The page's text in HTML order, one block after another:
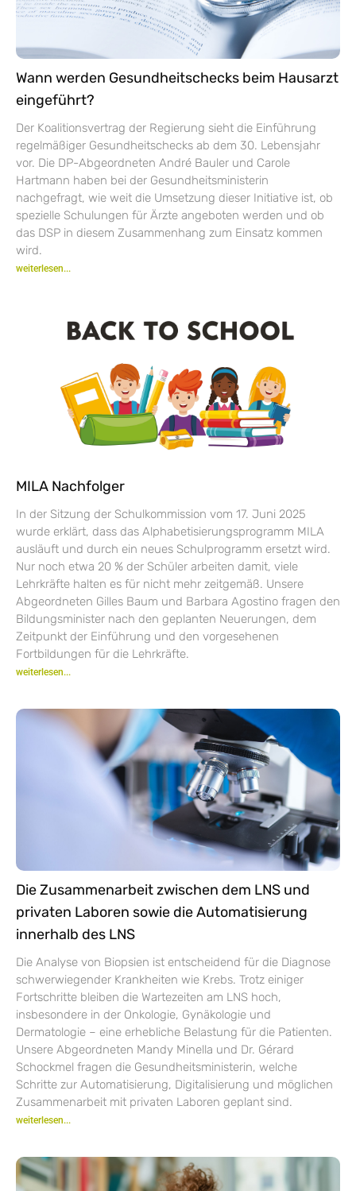
Wann werden Gesundheitschecks beim Hausarzt
eingeführt?
Der Koalitionsvertrag der Regierung sieht die Einführung
regelmäßiger Gesundheitschecks ab dem 30. Lebensjahr
vor. Die DP-Abgeordneten André Bauler und Carole
Hartmann haben bei der Gesundheitsministerin
nachgefragt, wie weit die Umsetzung dieser Initiative ist, ob
spezielle Schulungen für Ärzte angeboten werden und ob
das DSP in diesem Zusammenhang zum Einsatz kommen
wird.
weiterlesen...
MILA Nachfolger
In der Sitzung der Schulkommission vom 17. Juni 2025
wurde erklärt, dass das Alphabetisierungsprogramm MILA
ausläuft und durch ein neues Schulprogramm ersetzt wird.
Nur noch etwa 20 % der Schüler arbeiten damit, viele
Lehrkräfte halten es für nicht mehr zeitgemäß. Unsere
Abgeordneten Gilles Baum und Barbara Agostino fragen den
Bildungsminister nach den geplanten Neuerungen, dem
Zeitpunkt der Einführung und den vorgesehenen
Fortbildungen für die Lehrkräfte.
weiterlesen...
Die Zusammenarbeit zwischen dem LNS und
privaten Laboren sowie die Automatisierung
innerhalb des LNS
Die Analyse von Biopsien ist entscheidend für die Diagnose
schwerwiegender Krankheiten wie Krebs. Trotz einiger
Fortschritte bleiben die Wartezeiten am LNS hoch,
insbesondere in der Onkologie, Gynäkologie und
Dermatologie – eine erhebliche Belastung für die Patienten.
Unsere Abgeordneten Mandy Minella und Dr. Gérard
Schockmel fragen die Gesundheitsministerin, welche
Schritte zur Automatisierung, Digitalisierung und möglichen
Zusammenarbeit mit privaten Laboren geplant sind.
weiterlesen...